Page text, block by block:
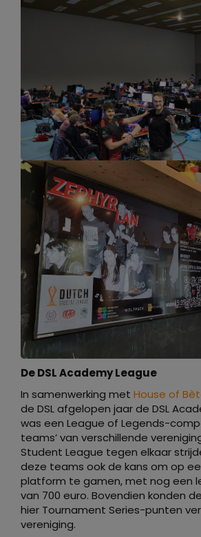
De DSL Academy League
In samenwerking met House of
de DSL afgelopen jaar de DSL
was een League of Legends-
teams’ van verschillende
Student League tegen elkaar
deze teams ook de kans om op
platform te gamen, met nog een
van 700 euro. Bovendien konden
hier Tournament Series-punten
vereniging.